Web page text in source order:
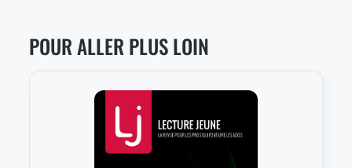
POUR ALLER PLUS LOIN